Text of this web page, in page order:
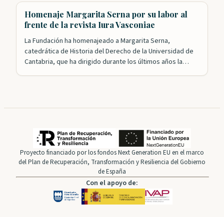
Homenaje Margarita Serna por su labor al
frente de la revista Iura Vasconiae
La Fundación ha homenajeado a Margarita Serna,
catedrática de Historia del Derecho de la Universidad de
Cantabria, que ha dirigido durante los últimos años la
Proyecto financiado por los fondos Next Generation EU en el marco
del Plan de Recuperación, Transformación y Resiliencia del Gobierno
de España
Con el apoyo de: